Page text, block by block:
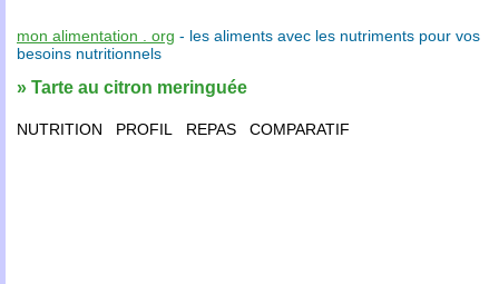
mon alimentation . org - les aliments avec les nutriments pour vos
besoins nutritionnels
» Tarte au citron meringuée
NUTRITION PROFIL REPAS COMPARATIF